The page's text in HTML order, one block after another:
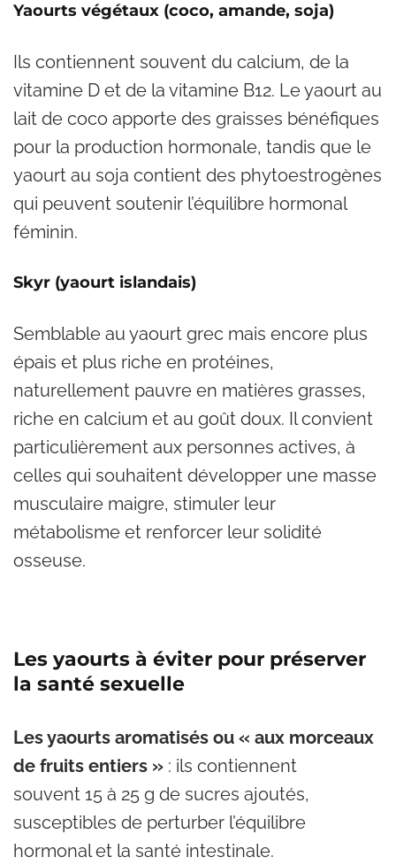
Yaourts végétaux (coco, amande, soja)
Ils contiennent souvent du calcium, de la
vitamine D et de la vitamine B12. Le yaourt au
lait de coco apporte des graisses bénéfiques
pour la production hormonale, tandis que le
yaourt au soja contient des phytoestrogènes
qui peuvent soutenir l’équilibre hormonal
féminin.
Skyr (yaourt islandais)
Semblable au yaourt grec mais encore plus
épais et plus riche en protéines,
naturellement pauvre en matières grasses,
riche en calcium et au goût doux. Il convient
particulièrement aux personnes actives, à
celles qui souhaitent développer une masse
musculaire maigre, stimuler leur
métabolisme et renforcer leur solidité
osseuse.
Les yaourts à éviter pour préserver
la santé sexuelle
Les yaourts aromatisés ou « aux morceaux
de fruits entiers » : ils contiennent
souvent 15 à 25 g de sucres ajoutés,
susceptibles de perturber l’équilibre
hormonal et la santé intestinale.